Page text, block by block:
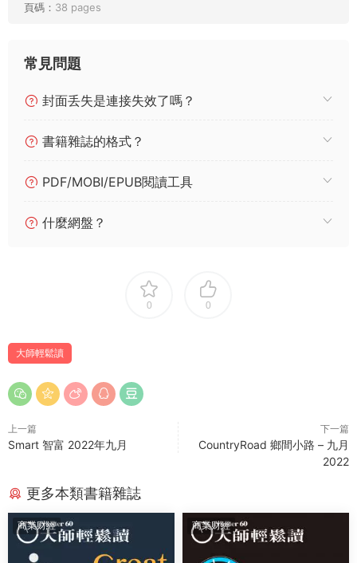
頁碼： 38 pages
常見問題
封面丢失是連接失效了嗎？
書籍雜誌的格式？
PDF/MOBI/EPUB閱讀工具
什麼網盤？
0 0
大師輕鬆讀
上一篇
Smart 智富 2022年九月
下一篇
CountryRoad 鄉間小路 – 九月
2022
更多本類書籍雜誌
商業财經 商業财經